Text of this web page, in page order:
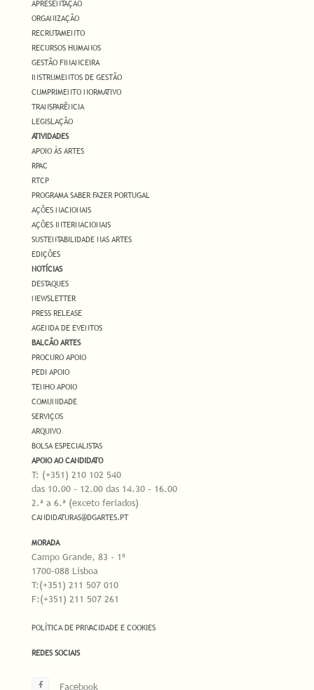
APRESENTAÇÃO
ORGANIZAÇÃO
RECRUTAMENTO
RECURSOS HUMANOS
GESTÃO FINANCEIRA
INSTRUMENTOS DE GESTÃO
CUMPRIMENTO NORMATIVO
TRANSPARÊNCIA
LEGISLAÇÃO
ATIVIDADES
APOIO ÀS ARTES
RPAC
RTCP
PROGRAMA SABER FAZER PORTUGAL
AÇÕES NACIONAIS
AÇÕES INTERNACIONAIS
SUSTENTABILIDADE NAS ARTES
EDIÇÕES
NOTÍCIAS
DESTAQUES
NEWSLETTER
PRESS RELEASE
AGENDA DE EVENTOS
BALCÃO ARTES
PROCURO APOIO
PEDI APOIO
TENHO APOIO
COMUNIDADE
SERVIÇOS
ARQUIVO
BOLSA ESPECIALISTAS
APOIO AO CANDIDATO
T: (+351) 210 102 540
das 10.00 - 12.00 das 14.30 - 16.00
2.ª a 6.ª (exceto feriados)
CANDIDATURAS@DGARTES.PT
MORADA
Campo Grande, 83 - 1º
1700-088 Lisboa
T:(+351) 211 507 010
F:(+351) 211 507 261
POLÍTICA DE PRIVACIDADE E COOKIES
REDES SOCIAIS
Facebook